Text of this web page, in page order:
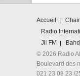
Accueil
Radio
Jil FM
© 2026 Radio
Boulevard des
021 23 08 23 /